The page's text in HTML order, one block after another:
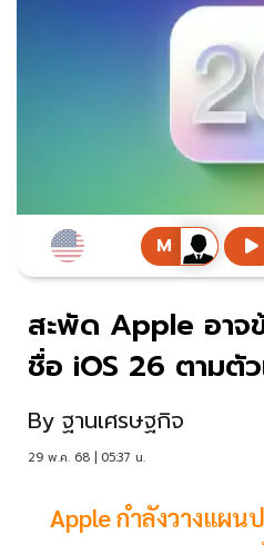
สะพัด Apple อาจ
ชื่อ iOS 26 ตามตั
By ฐานเศรษฐกิจ
29 พ.ค. 68 | 05:37 น.
Apple กำลังวางแผน